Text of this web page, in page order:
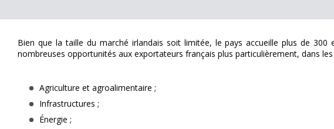
Bien que la taille du marché irlandais soit limitée, le pays accueille plus de 300
nombreuses opportunités aux exportateurs français plus particulièrement, dans
Agriculture et agroalimentaire ;
Infrastructures ;
Énergie ;